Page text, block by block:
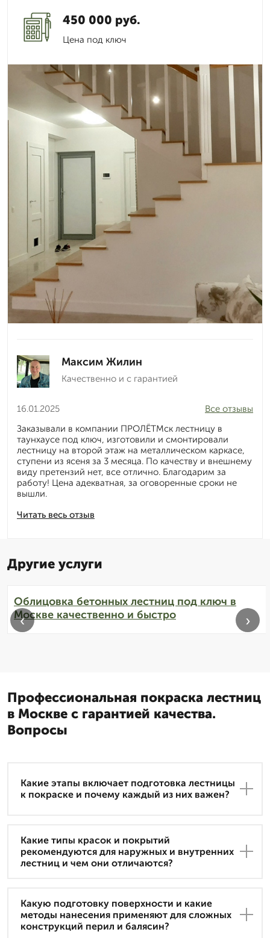
450 000 руб.
Цена под ключ
Максим Жилин
Качественно и с гарантией
16.01.2025
Читать весь отзыв
Все отзывы
Заказывали в компании ПРОЛЁТМск лестницу в
таунхаусе под ключ, изготовили и смонтировали
лестницу на второй этаж на металлическом каркасе,
ступени из ясеня за 3 месяца. По качеству и внешнему
виду претензий нет, все отлично. Благодарим за
работу! Цена адекватная, за оговоренные сроки не
вышли.
Другие услуги
Облицовка бетонных лестниц под ключ в
Москве качественно и быстро
‹ ›
Профессиональная покраска лестниц
в Москве с гарантией качества.
Вопросы
Какие этапы включает подготовка лестницы
к покраске и почему каждый из них важен?
Какие типы красок и покрытий
рекомендуются для наружных и внутренних
лестниц и чем они отличаются?
Какую подготовку поверхности и какие
методы нанесения применяют для сложных
конструкций перил и балясин?